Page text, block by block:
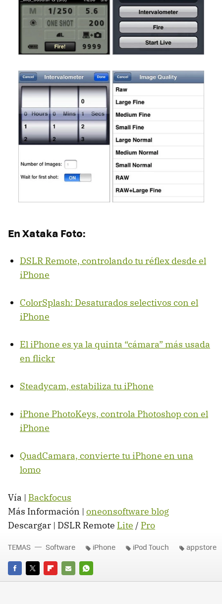
En Xataka Foto:
DSLR Remote, controlando tu réflex desde el
iPhone
ColorSplash: Desaturados selectivos con el
iPhone
El iPhone es ya la quinta “cámara” más usada
en flickr
Steadycam, estabiliza tu iPhone
iPhone PhotoKeys, controla Photoshop con el
iPhone
QuadCamara, convierte tu iPhone en una
lomo
Vía | Backfocus
Más Información | oneonsoftware blog
Descargar | DSLR Remote Lite / Pro
FACEBOOK
TWITTERFLIPBOARD
E-
WHATSAPP
TEMAS Software iPhone iPod Touch appstore